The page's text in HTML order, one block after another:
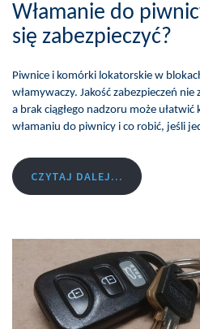
Włamanie do
się zabezpieczyć?
Piwnice i komórki lokatorskie w
włamywaczy. Jakość zabezpieczeń
a brak ciągłego nadzoru może
włamaniu do piwnicy i co robić, jeśli
CZYTAJ DALEJ...